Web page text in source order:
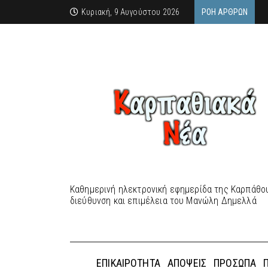
Κυριακή, 9 Αυγούστου 2026 ΡΟΉ ΆΡΘΡΩΝ
Καθημερινή ηλεκτρονική εφημερίδα της
διεύθυνση και επιμέλεια του Μανώλη Δημελλά
ΕΠΙΚΑΙΡΌΤΗΤΑ ΑΠΌΨΕΙΣ ΠΡΌΣΩΠΑ